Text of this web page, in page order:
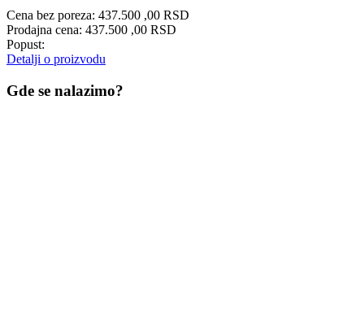
Cena bez poreza: 437.500 ,00 RSD
Prodajna cena: 437.500 ,00 RSD
Popust:
Detalji o proizvodu
Gde se nalazimo?